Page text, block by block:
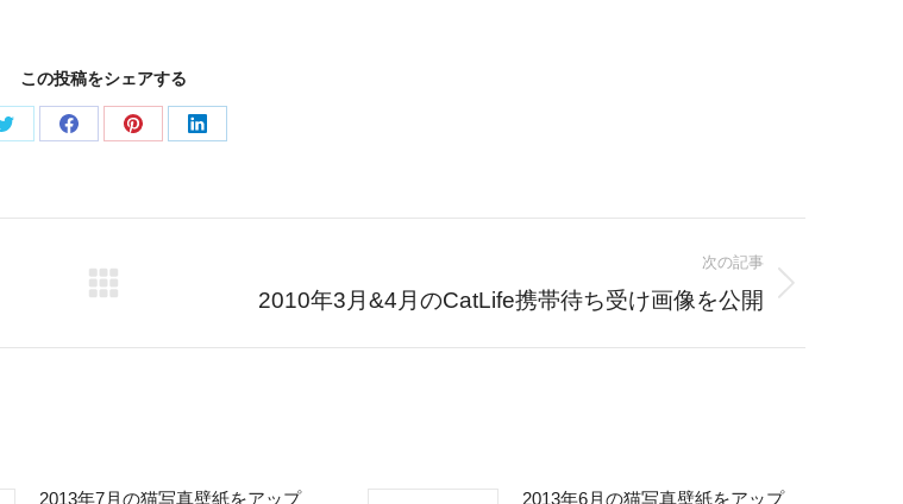
この投稿をシェアする
Share
Share
Share
Share
次の記事
2010年3月&4月のCatLife携帯待ち受け画像を公開
2013年7月の猫写真壁紙をアップ
2013年6月の猫写真壁紙をアップ